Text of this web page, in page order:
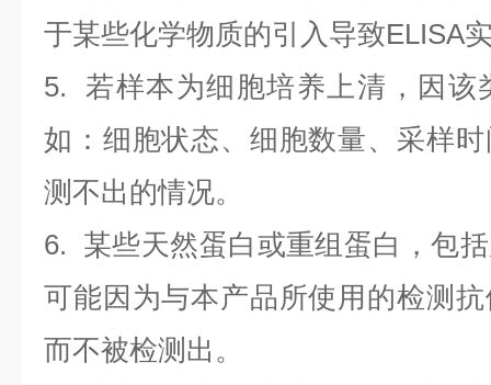
于某些化学物质的引入导致ELISA
5. 若样本为细胞培养上清，因该
如：细胞状态、细胞数量、采样
测不出的情况。
6. 某些天然蛋白或重组蛋白，包
可能因为与本产品所使用的检测
而不被检测出。